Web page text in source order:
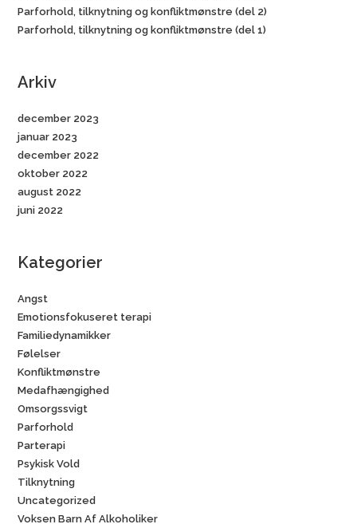
Parforhold, tilknytning og konfliktmønstre (del 2)
Parforhold, tilknytning og konfliktmønstre (del 1)
Arkiv
december 2023
januar 2023
december 2022
oktober 2022
august 2022
juni 2022
Kategorier
Angst
Emotionsfokuseret terapi
Familiedynamikker
Følelser
Konfliktmønstre
Medafhængighed
Omsorgssvigt
Parforhold
Parterapi
Psykisk Vold
Tilknytning
Uncategorized
Voksen Barn Af Alkoholiker